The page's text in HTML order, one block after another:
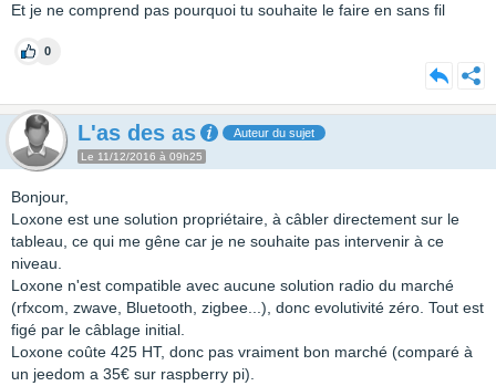
Et je ne comprend pas pourquoi tu souhaite le faire en sans fil
0
L'as des as Auteur du sujet
Le 11/12/2016 à 09h25
Bonjour,
Loxone est une solution propriétaire, à câbler directement sur le
tableau, ce qui me gêne car je ne souhaite pas intervenir à ce
niveau.
Loxone n'est compatible avec aucune solution radio du marché
(rfxcom, zwave, Bluetooth, zigbee...), donc evolutivité zéro. Tout est
figé par le câblage initial.
Loxone coûte 425 HT, donc pas vraiment bon marché (comparé à
un jeedom a 35€ sur raspberry pi).